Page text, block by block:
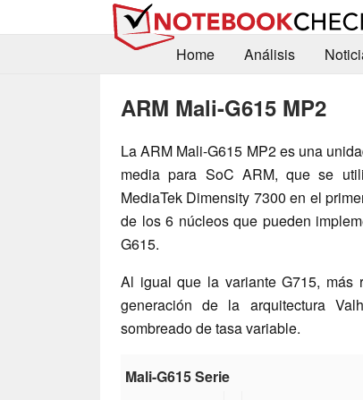
Home
Análisis
ARM Mali-G615 MP2
La ARM Mali-G615 MP2 es una
media para SoC ARM, que se
MediaTek Dimensity 7300 en el
de los 6 núcleos que pueden
G615.
Al igual que la variante G715, más
generación de la arquitectura
sombreado de tasa variable.
Mali-G615 Serie